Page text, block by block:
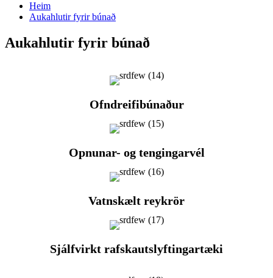
Heim
Aukahlutir fyrir búnað
Aukahlutir fyrir búnað
Ofndreifibúnaður
Opnunar- og tengingarvél
Vatnskælt reykrör
Sjálfvirkt rafskautslyftingartæki